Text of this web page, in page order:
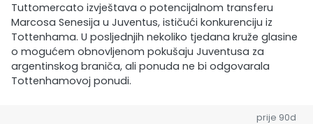
Tuttomercato izvještava o potencijalnom transferu
Marcosa Senesija u Juventus, ističući konkurenciju iz
Tottenhama. U posljednjih nekoliko tjedana kruže glasine
o mogućem obnovljenom pokušaju Juventusa za
argentinskog braniča, ali ponuda ne bi odgovarala
Tottenhamovoj ponudi.
prije 90d